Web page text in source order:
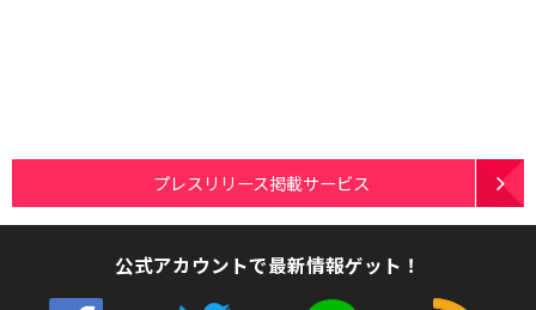
プレスリリース掲載サービス
公式アカウントで最新情報ゲット！